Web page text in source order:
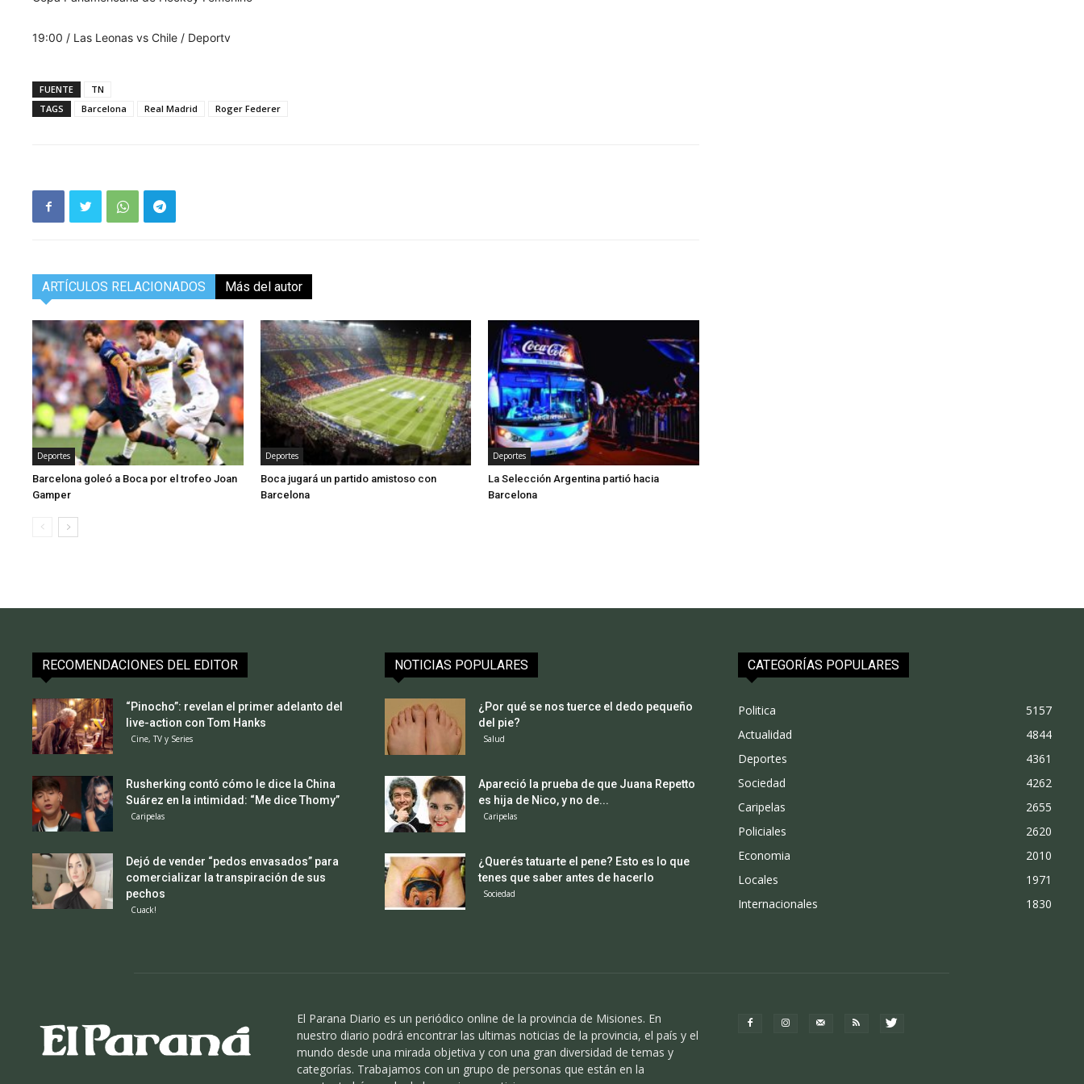
19:00 / Las Leonas vs Chile / Deportv
FUENTE
TN
TAGS
Barcelona Real Madrid Roger Federer
ARTÍCULOS RELACIONADOS Más del autor
Deportes
Barcelona goleó a Boca por el trofeo Joan
Gamper
Deportes
Boca jugará un partido amistoso con
Barcelona
Deportes
La Selección Argentina partió hacia
Barcelona
RECOMENDACIONES DEL EDITOR
“Pinocho”: revelan el primer adelanto del
live-action con Tom Hanks
Cine, TV y Series
Rusherking contó cómo le dice la China
Suárez en la intimidad: “Me dice Thomy”
Caripelas
Dejó de vender “pedos envasados” para
comercializar la transpiración de sus
pechos
Cuack!
NOTICIAS POPULARES
¿Por qué se nos tuerce el dedo pequeño
del pie?
Salud
Apareció la prueba de que Juana Repetto
es hija de Nico, y no de...
Caripelas
¿Querés tatuarte el pene? Esto es lo que
tenes que saber antes de hacerlo
Sociedad
CATEGORÍAS POPULARES
Politica
5157
Actualidad
4844
Deportes
4361
Sociedad
4262
Caripelas
2655
Policiales
2620
Economia
2010
Locales
1971
Internacionales
1830
El Parana Diario es un periódico online de la provincia de Misiones. En
nuestro diario podrá encontrar las ultimas noticias de la provincia, el país y el
mundo desde una mirada objetiva y con una gran diversidad de temas y
categorías. Trabajamos con un grupo de personas que están en la